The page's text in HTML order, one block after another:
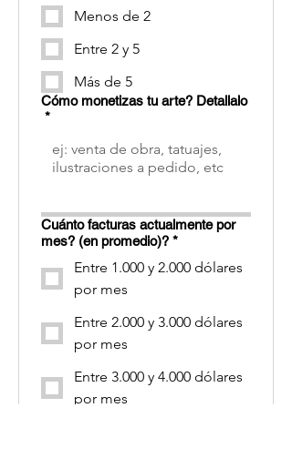
Menos de 2
Entre 2 y 5
Más de 5
Cómo monetizas tu arte? Detallalo
*
Cuánto facturas actualmente por
mes? (en promedio)? *
Entre 1.000 y 2.000 dólares
por mes
Entre 2.000 y 3.000 dólares
por mes
Entre 3.000 y 4.000 dólares
por mes